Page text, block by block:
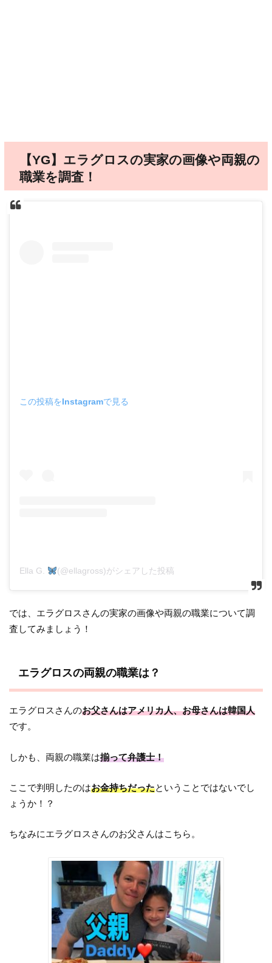
【YG】エラグロスの実家の画像や両親の
職業を調査！
この投稿をInstagramで見る
Ella G. (@ellagross)がシェアした投稿
では、エラグロスさんの実家の画像や両親の職業について調
査してみましょう！
エラグロスの両親の職業は？
エラグロスさんのお父さんはアメリカ人、お母さんは韓国人
です。
しかも、両親の職業は揃って弁護士！
ここで判明したのはお金持ちだったということではないでし
ょうか！？
ちなみにエラグロスさんのお父さんはこちら。